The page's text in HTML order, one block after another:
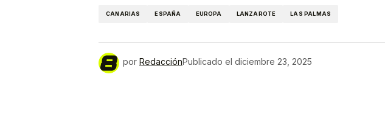
CANARIAS ESPAÑA EUROPA LANZAROTE LAS PALMAS
por RedacciónPublicado el diciembre 23, 2025